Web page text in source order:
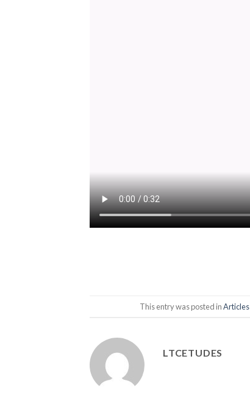
This entry was posted inArticles
LTCETUDES